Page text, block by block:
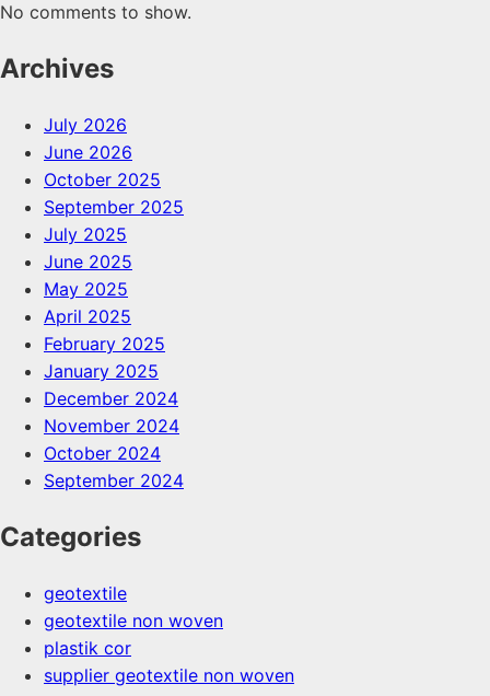
No comments to show.
Archives
July 2026
June 2026
October 2025
September 2025
July 2025
June 2025
May 2025
April 2025
February 2025
January 2025
December 2024
November 2024
October 2024
September 2024
Categories
geotextile
geotextile non woven
plastik cor
supplier geotextile non woven